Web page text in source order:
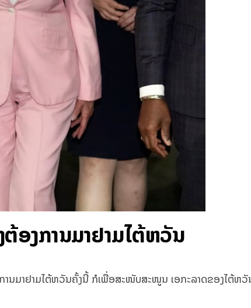
ອງການມາຢາມໄຕ້ຫວັນ
ການມາຢາມໄຕ້ຫວັນຄັ້ງນີ້ ກໍເພື່ອສະໜັບສະໜູນ ເອກະລາດຂອງໄຕ້